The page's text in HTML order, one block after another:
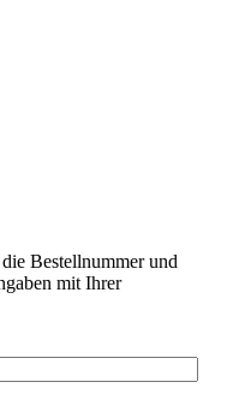
Bestellnummer und
mit Ihrer